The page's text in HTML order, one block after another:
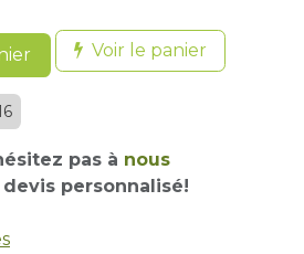
Voir le panier
pas à nous
personnalisé!